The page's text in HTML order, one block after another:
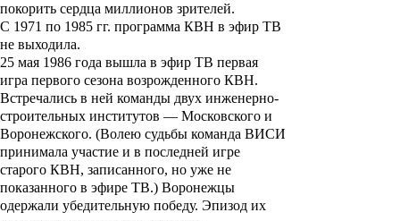
покорить сердца миллионов зрителей.
С 1971 по 1985 гг. программа КВН в эфир ТВ
не выходила.
25 мая 1986 года вышла в эфир ТВ первая
игра первого сезона возрожденного КВН.
Встречались в ней команды двух инженерно-
строительных институтов — Московского и
Воронежского. (Волею судьбы команда ВИСИ
принимала участие и в последней игре
старого КВН, записанного, но уже не
показанного в эфире ТВ.) Воронежцы
одержали убедительную победу. Эпизод их